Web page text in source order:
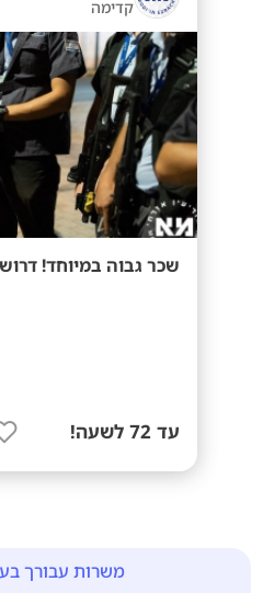
קדימה
שכר גבוה במיוחד!
עד 72 לשעה!
משרות עבורך